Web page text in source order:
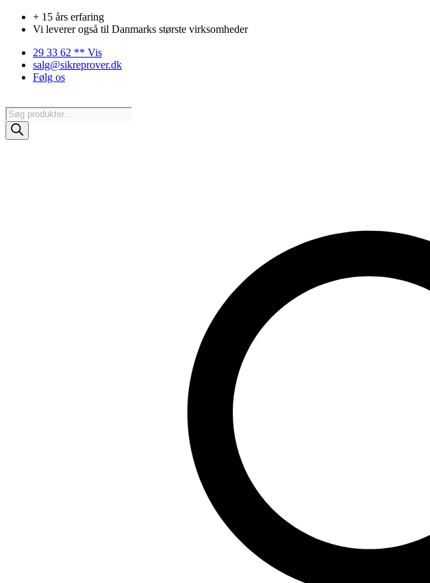
Videre+ 15 års erfaring
Vi leverer også til Danmarks største virksomheder
29 33 62 ** Vis
salg@sikreprover.dk
Følg os
Products
search